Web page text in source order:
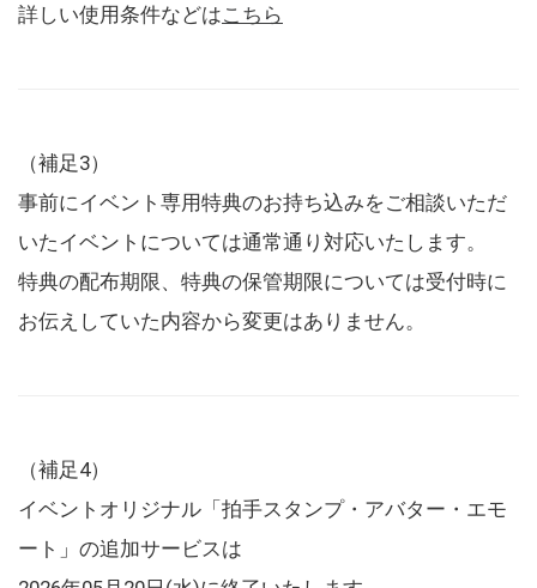
詳しい使用条件などはこちら
（補足3）
事前にイベント専用特典のお持ち込みをご相談いただ
いたイベントについては通常通り対応いたします。
特典の配布期限、特典の保管期限については受付時に
お伝えしていた内容から変更はありません。
（補足4）
イベントオリジナル「拍手スタンプ・アバター・エモ
ート」の追加サービスは